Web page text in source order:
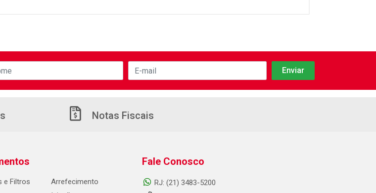
Notas Fiscais
e Filtros
Arrefecimento
Fale Conosco
RJ: (21) 3483-5200